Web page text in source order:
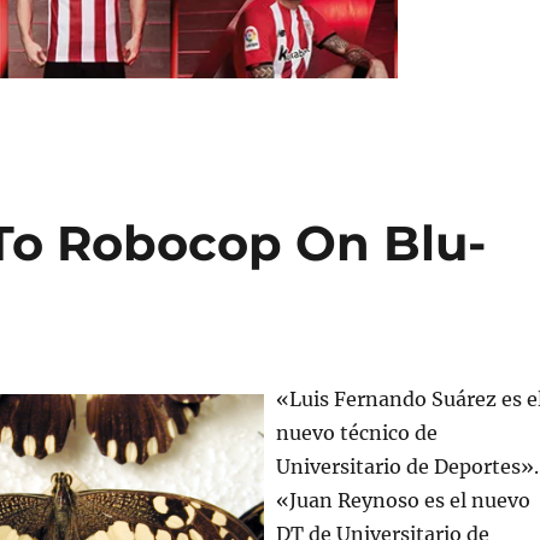
Robocop On Blu-
«Luis Fernando Suárez es
nuevo técnico de
Universitario de Deportes».
«Juan Reynoso es el nuevo
DT de Universitario de